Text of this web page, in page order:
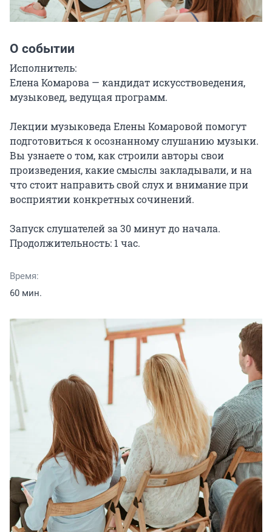
О событии
Исполнитель:
Елена Комарова — кандидат искусствоведения,
музыковед, ведущая программ.
Лекции музыковеда Елены Комаровой помогут
подготовиться к осознанному слушанию музыки.
Вы узнаете о том, как строили авторы свои
произведения, какие смыслы закладывали, и на
что стоит направить свой слух и внимание при
восприятии конкретных сочинений.
Запуск слушателей за 30 минут до начала.
Продолжительность: 1 час.
Время:
60 мин.